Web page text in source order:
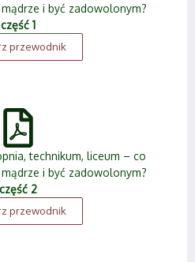
i być zadowolonym?
część 1
przewodnik
technikum, liceum – co
i być zadowolonym?
część 2
przewodnik